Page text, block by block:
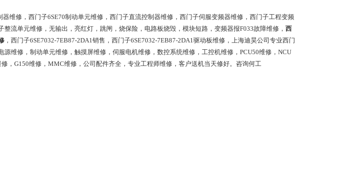
维修，西门子6SE70制动单元维修，西门子直流控制器维修，西门子伺服变频器维修，西门子工程变频
流单元维修，无输出，亮红灯，跳闸，烧保险，电路板烧毁，模块短路，变频器报F033故障维修， 西
，西门子6SE7032-7EB87-2DA1销售，西门子6SE7032-7EB87-2DA1驱动板维修，上海迪昊公司专业西门
源维修，制动单元维修，触摸屏维修，伺服电机维修，数控系统维修，工控机维修，PCU50维修，NCU
，G150维修，MMC维修，公司配件齐全，专业工程师维修，客户送机当天修好。咨询何工